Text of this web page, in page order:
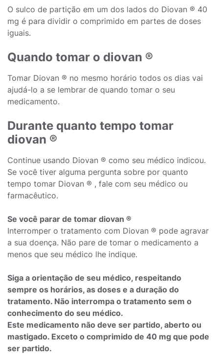
O sulco de partição em um dos lados do Diovan ® 40
mg é para dividir o comprimido em partes de doses
iguais.
Quando tomar o diovan ®
Tomar Diovan ® no mesmo horário todos os dias vai
ajudá-lo a se lembrar de quando tomar o seu
medicamento.
Durante quanto tempo tomar
diovan ®
Continue usando Diovan ® como seu médico indicou.
Se você tiver alguma pergunta sobre por quanto
tempo tomar Diovan ® , fale com seu médico ou
farmacêutico.
Se você parar de tomar diovan ®
Interromper o tratamento com Diovan ® pode agravar
a sua doença. Não pare de tomar o medicamento a
menos que seu médico lhe indique.
Siga a orientação de seu médico, respeitando
sempre os horários, as doses e a duração do
tratamento. Não interrompa o tratamento sem o
conhecimento do seu médico.
Este medicamento não deve ser partido, aberto ou
mastigado. Exceto o comprimido de 40 mg que pode
ser partido.